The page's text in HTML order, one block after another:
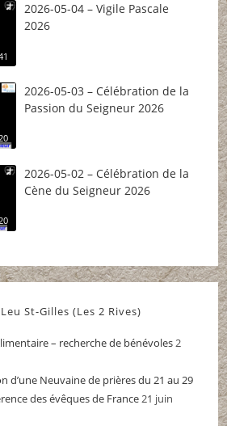
2026-05-04 – Vigile Pascale
2026
2026-05-03 – Célébration de la
Passion du Seigneur 2026
2026-05-02 – Célébration de la
Cène du Seigneur 2026
St-Gilles (Les 2 Rives)
– recherche de bénévoles2
d’une Neuvaine de prières du 21 au 29
des évêques de France21 juin